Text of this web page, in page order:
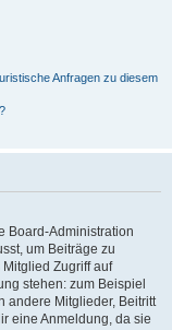
Anfragen zu diesem
Board-Administration
um Beiträge zu
Zugriff auf
stehen: zum Beispiel
andere Mitglieder, Beitritt
eine Anmeldung, da sie